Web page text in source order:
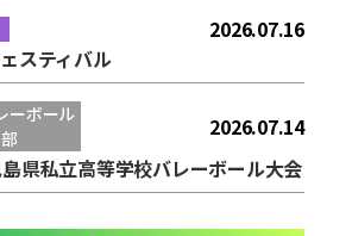
2026.07.16
スティバル
ーボール
部
2026.07.14
県私立高等学校バレーボール大会